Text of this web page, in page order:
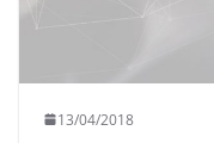
13/04/2018